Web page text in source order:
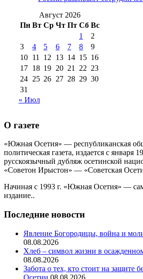
2017 г(9)
№99
2016 г(12) №99 8 июля 2014 г
августа 2012 г(11)
августа 2013 г
(12)
Август 2026
Пн Вт Ср Чт Пт Сб Вс
1
2
3
4 5 6 7 8
9
10 11 12 13 14 15 16
17 18 19 20 21 22 23
24 25 26 27 28 29 30
31
« Июл
О газете
«Южная Осетия» — республиканская
политическая газета, издается с января
русскоязычный дубляж осетинской
«Советон Ирыстон» — «Советская
Начиная с 1993 г. «Южная Осетия» —
издание..
Последние новости
Явление Богородицы, война и
08.08.2026
Хлеб – символ жизни в
08.08.2026
Забота о тех, кто стоит на защите
Осетии 08.08.2026